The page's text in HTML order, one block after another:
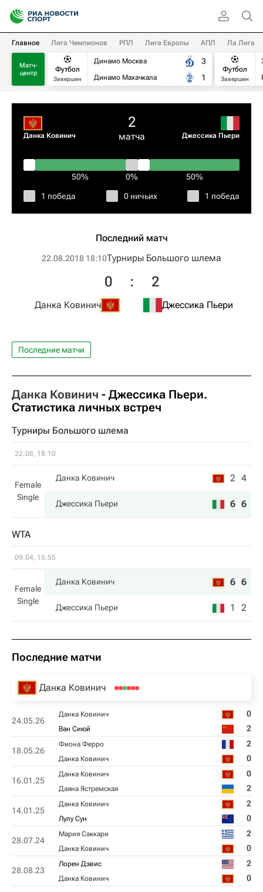
Главное Лига Чемпионов РПЛ Лига Европы АПЛ Ла Лига
Матч-
центр
Футбол
Завершен
Динамо Москва
Динамо Махачкала
3
1
Футбол
Завершен
Данка Ковинич
2
матча Джессика Пьери
50% 0% 50%
1 победа 0 ничьих 1 победа
Последний матч
22.08.2018 18:10Турниры Большого шлема
Данка Ковинич
0 : 2
Джессика Пьери
Последние матчи
Данка Ковинич - Джессика Пьери.
Статистика личных встреч
Турниры Большого шлема
22.08, 18:10
Female
Single
Данка Ковинич 2 4
Джессика Пьери 6 6
WTA
09.04, 15:55
Female
Single
Данка Ковинич 6 6
Джессика Пьери 1 2
Последние матчи
Данка Ковинич
24.05.26
Данка Ковинич 0
Ван Сиюй 2
18.05.26
Фиона Ферро 2
Данка Ковинич 0
16.01.25
Данка Ковинич 0
Даяна Ястремская 2
14.01.25
Данка Ковинич 2
Лулу Сун 0
28.07.24
Мария Саккари 2
Данка Ковинич 0
28.08.23
Лорен Дэвис 2
Данка Ковинич 0